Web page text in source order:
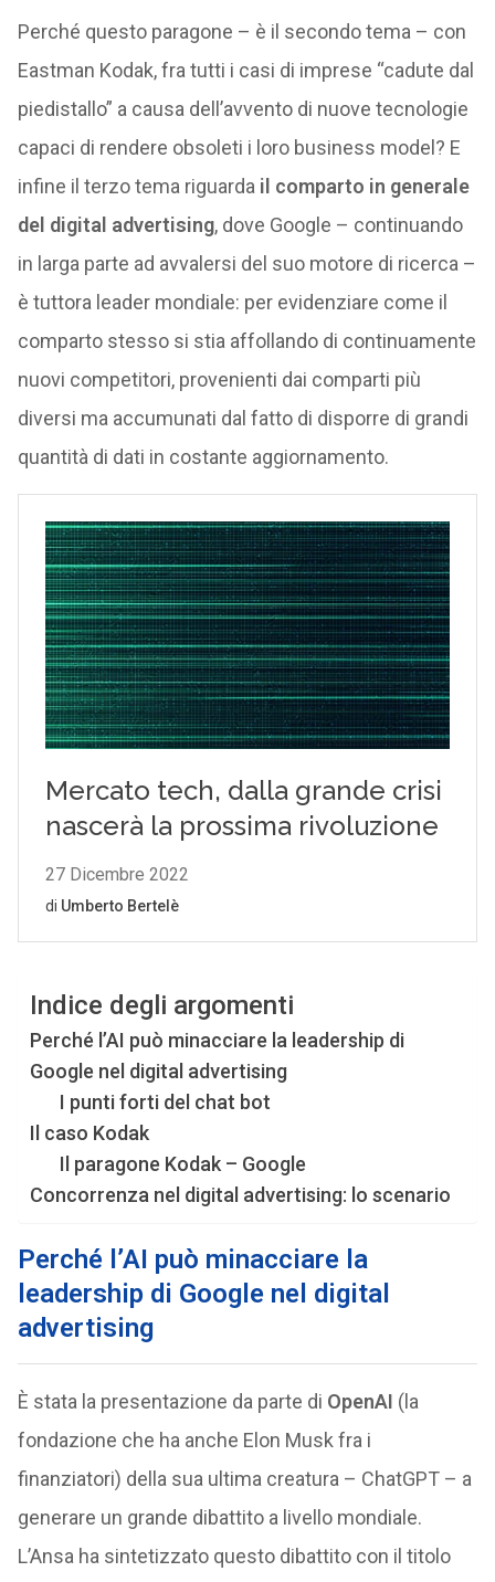
Perché questo paragone – è il secondo tema – con
Eastman Kodak, fra tutti i casi di imprese “cadute dal
piedistallo” a causa dell’avvento di nuove tecnologie
capaci di rendere obsoleti i loro business model? E
infine il terzo tema riguarda il comparto in generale
del digital advertising, dove Google – continuando
in larga parte ad avvalersi del suo motore di ricerca –
è tuttora leader mondiale: per evidenziare come il
comparto stesso si stia affollando di continuamente
nuovi competitori, provenienti dai comparti più
diversi ma accumunati dal fatto di disporre di grandi
quantità di dati in costante aggiornamento.
Indice degli argomenti
Perché l’AI può minacciare la leadership di
Google nel digital advertising
I punti forti del chat bot
Il caso Kodak
Il paragone Kodak – Google
Concorrenza nel digital advertising: lo scenario
Perché l’AI può minacciare la
leadership di Google nel digital
advertising
È stata la presentazione da parte di OpenAI (la
fondazione che ha anche Elon Musk fra i
finanziatori) della sua ultima creatura – ChatGPT – a
generare un grande dibattito a livello mondiale.
L’Ansa ha sintetizzato questo dibattito con il titolo